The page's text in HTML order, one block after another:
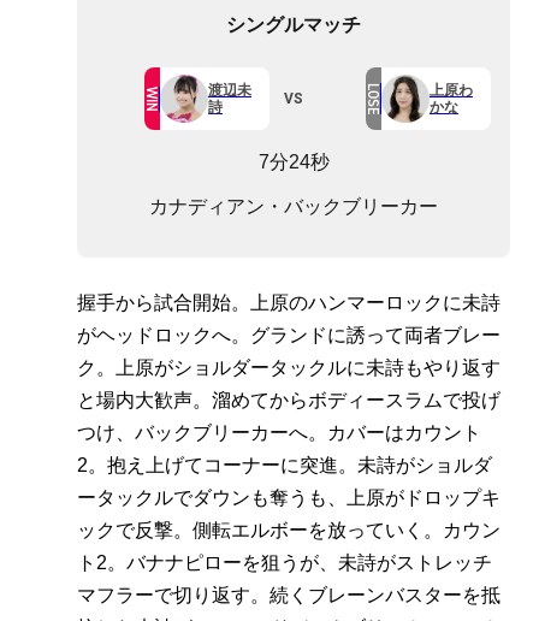
シングルマッチ
WIN
渡辺未
詩
VS LOSE
上原わ
かな
7分24秒
カナディアン・バックブリーカー
握手から試合開始。上原のハンマーロックに未詩
がヘッドロックへ。グランドに誘って両者ブレー
ク。上原がショルダータックルに未詩もやり返す
と場内大歓声。溜めてからボディースラムで投げ
つけ、バックブリーカーへ。カバーはカウント
2。抱え上げてコーナーに突進。未詩がショルダ
ータックルでダウンも奪うも、上原がドロップキ
ックで反撃。側転エルボーを放っていく。カウン
ト2。バナナピローを狙うが、未詩がストレッチ
マフラーで切り返す。続くブレーンバスターを抵